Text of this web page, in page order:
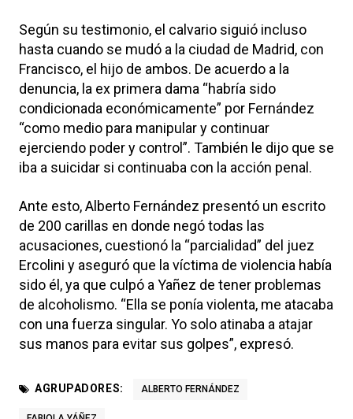
Según su testimonio, el calvario siguió incluso
hasta cuando se mudó a la ciudad de Madrid, con
Francisco, el hijo de ambos. De acuerdo a la
denuncia, la ex primera dama “habría sido
condicionada económicamente” por Fernández
“como medio para manipular y continuar
ejerciendo poder y control”. También le dijo que se
iba a suicidar si continuaba con la acción penal.
Ante esto, Alberto Fernández presentó un escrito
de 200 carillas en donde negó todas las
acusaciones, cuestionó la “parcialidad” del juez
Ercolini y aseguró que la víctima de violencia había
sido él, ya que culpó a Yañez de tener problemas
de alcoholismo. “Ella se ponía violenta, me atacaba
con una fuerza singular. Yo solo atinaba a atajar
sus manos para evitar sus golpes”, expresó.
AGRUPADORES: ALBERTO FERNÁNDEZ